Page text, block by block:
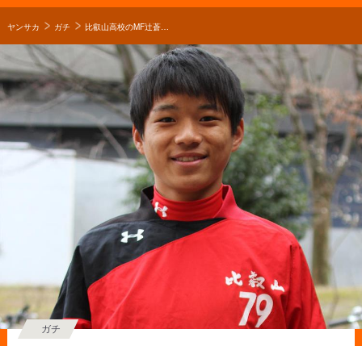
ヤンサカ ガチ 比叡山高校のMF辻蒼生が気になるのは守山北高校の川島登
ガチ